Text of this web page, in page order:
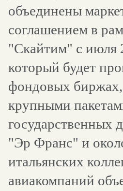
объединены
соглашением в
"Скайтим" с июля
который будет
фондовых биржах,
крупными
государственных
"Эр Франс" и
итальянских
авиакомпаний